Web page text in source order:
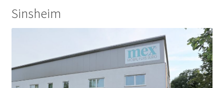
Unser Angebot
Sinsheim